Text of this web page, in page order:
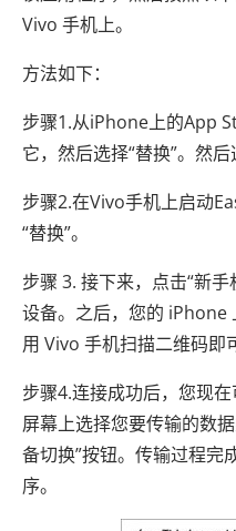
Vivo 手机上。
方法如下：
步骤1.从iPhone上的App
它，然后选择“替换”。然后
步骤2.在Vivo手机上启动
“替换”。
步骤 3. 接下来，点击“新
设备。之后，您的 iPhone
用 Vivo 手机扫描二维码即
步骤4.连接成功后，您现
屏幕上选择您要传输的数
备切换”按钮。传输过程完
序。